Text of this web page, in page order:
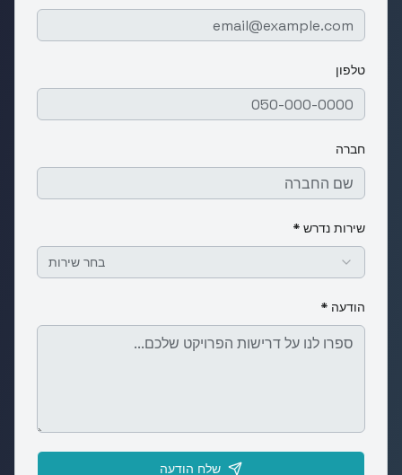
טלפון
חברה
שירות נדרש *
בחר שירות
הודעה *
שלח הודעה